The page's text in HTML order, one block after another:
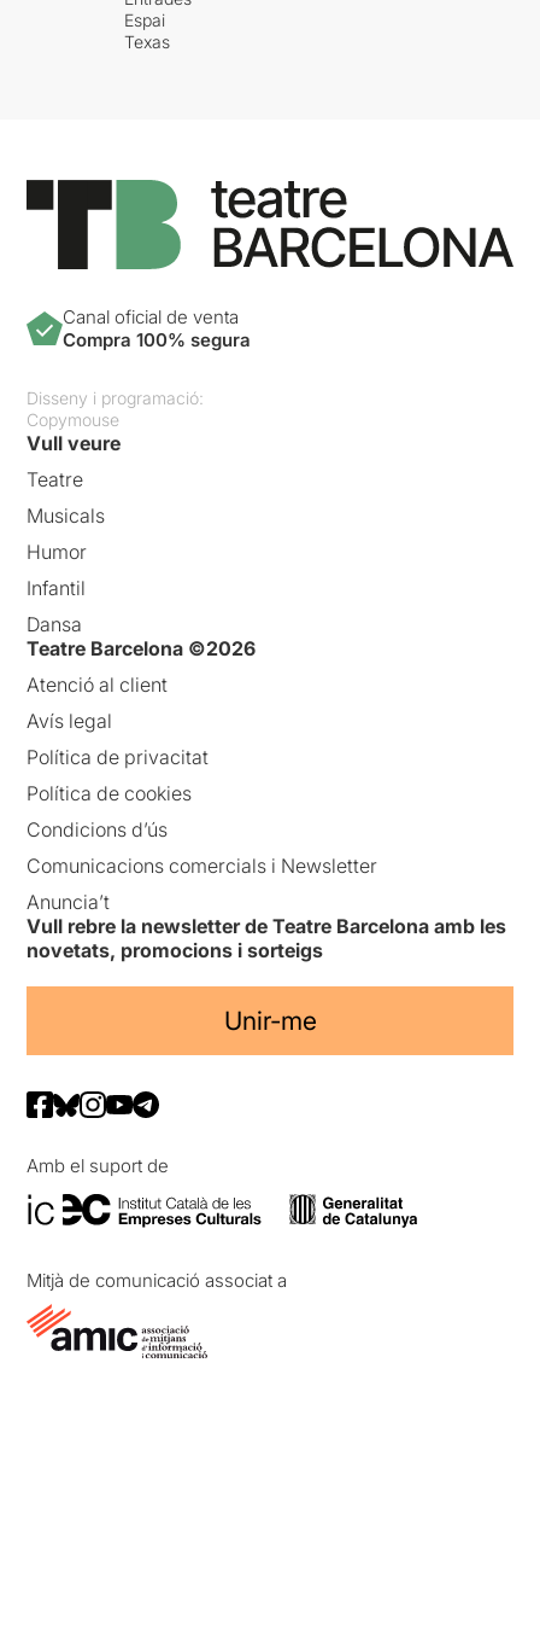
Espai
Texas
Canal oficial de venta
Compra 100% segura
Disseny i programació:
Copymouse
Vull veure
Teatre
Musicals
Humor
Infantil
Dansa
Teatre Barcelona ©2026
Atenció al client
Avís legal
Política de privacitat
Política de cookies
Condicions d’ús
Comunicacions comercials i Newsletter
Anuncia’t
Vull rebre la newsletter de Teatre Barcelona amb les
novetats, promocions i sorteigs
Unir-me
Amb el suport de
Mitjà de comunicació associat a